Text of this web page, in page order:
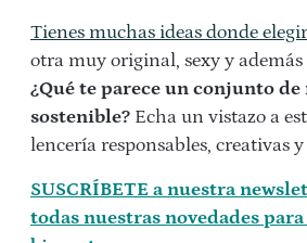
Tienes muchas ideas donde elegir
otra muy original, sexy y
¿Qué te parece un conjunto
sostenible? Echa un vistazo a
lencería responsables, creativas
SUSCRÍBETE a nuestra
todas nuestras novedades